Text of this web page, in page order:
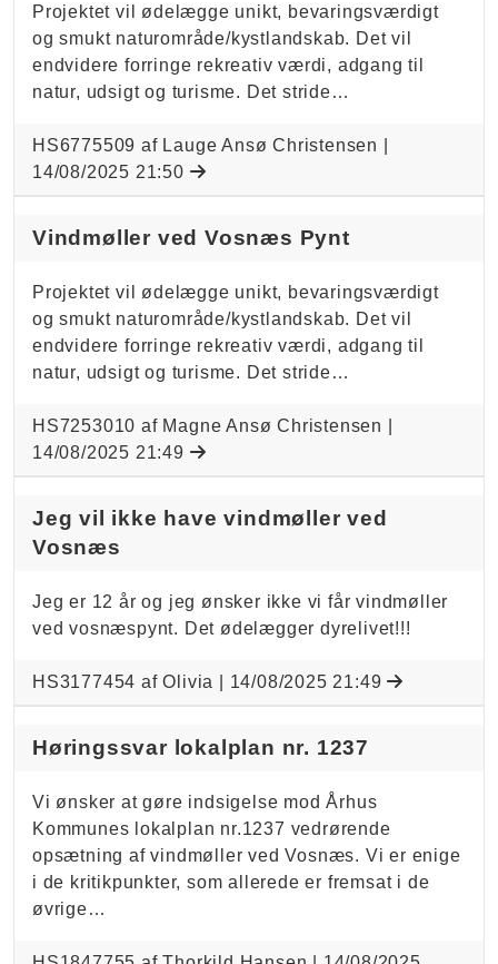
Projektet vil ødelægge unikt, bevaringsværdigt
og smukt naturområde/kystlandskab. Det vil
endvidere forringe rekreativ værdi, adgang til
natur, udsigt og turisme. Det stride…
HS6775509 af Lauge Ansø Christensen |
14/08/2025 21:50
Vindmøller ved Vosnæs Pynt
Projektet vil ødelægge unikt, bevaringsværdigt
og smukt naturområde/kystlandskab. Det vil
endvidere forringe rekreativ værdi, adgang til
natur, udsigt og turisme. Det stride…
HS7253010 af Magne Ansø Christensen |
14/08/2025 21:49
Jeg vil ikke have vindmøller ved
Vosnæs
Jeg er 12 år og jeg ønsker ikke vi får vindmøller
ved vosnæspynt. Det ødelægger dyrelivet!!!
HS3177454 af Olivia | 14/08/2025 21:49
Høringssvar lokalplan nr. 1237
Vi ønsker at gøre indsigelse mod Århus
Kommunes lokalplan nr.1237 vedrørende
opsætning af vindmøller ved Vosnæs. Vi er enige
i de kritikpunkter, som allerede er fremsat i de
øvrige…